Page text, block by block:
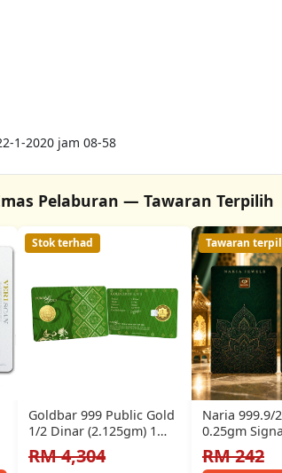
1-2020 jam 08-58
Pelaburan — Tawaran Terpilih
Stok terhad
Goldbar 999 Public Gold
1/2 Dinar (2.125gm) 1
Dinar (4.25gm)
RM 4,304
Tawaran
Naria 999.9/
0.25gm
Design
Emas Tulen…
RM 242